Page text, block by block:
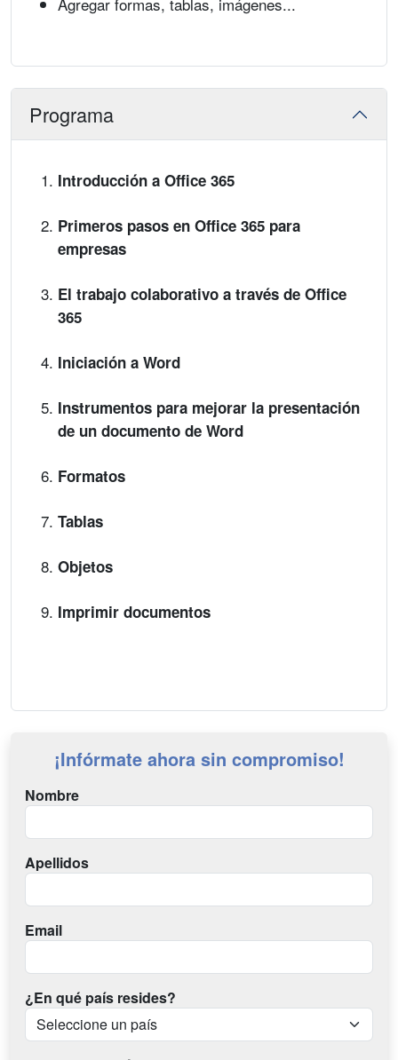
Programa
Introducción a Office 365
Primeros pasos en Office 365 para
empresas
El trabajo colaborativo a través de Office
365
Iniciación a Word
Instrumentos para mejorar la presentación
de un documento de Word
Formatos
Tablas
Objetos
Imprimir documentos
¡Infórmate ahora sin compromiso!
Nombre
Apellidos
Email
¿En qué país resides?